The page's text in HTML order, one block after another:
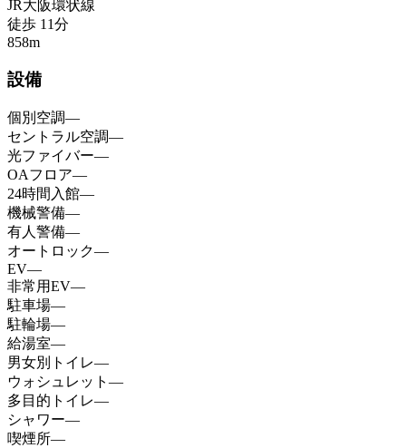
JR大阪環状線
徒歩 11分
858m
設備
個別空調—
セントラル空調—
光ファイバー—
OAフロア—
24時間入館—
機械警備—
有人警備—
オートロック—
EV—
非常用EV—
駐車場—
駐輪場—
給湯室—
男女別トイレ—
ウォシュレット —
多目的トイレ—
シャワー—
喫煙所—